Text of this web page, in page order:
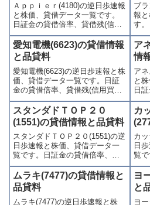
Ａｐｐｉｅｒ(4180)の逆日歩速報
と株価、貸借データ一覧です。
日証金の貸借倍率、貸借残(信用
買残、信用売残)、品貸料(逆日
歩)、東証の週末残高、規制(注意
喚起・申込停止)など、空売り関
連情報を集計し、図解でわかり
やすくまとめて掲載していま
す。
ブ
報
す。
(信
(逆
(注
り
か
ま
愛知電機(6623)の貸借情報
と品貸料
愛知電機(6623)の逆日歩速報と株
価、貸借データ一覧です。日証
金の貸借倍率、貸借残(信用買
残、信用売残)、品貸料(逆日
歩)、東証の週末残高、規制(注意
喚起・申込停止)など、空売り関
連情報を集計し、図解でわかり
やすくまとめて掲載していま
す。
ア
情
ア
と
日
買
歩)
喚
連
や
す。
スタンダドＴＯＰ２０
(1551)の貸借情報と品貸料
スタンダドＴＯＰ２０(1551)の逆
日歩速報と株価、貸借データ一
覧です。日証金の貸借倍率、貸
借残(信用買残、信用売残)、品貸
料(逆日歩)、東証の週末残高、規
制(注意喚起・申込停止)など、空
売り関連情報を集計し、図解で
わかりやすくまとめて掲載して
カ
カ
日
覧
借
料(
制(
売
わ
ムラキ(7477)の貸借情報と
品貸料
ムラキ(7477)の逆日歩速報と株
ヨ
と
ヨ